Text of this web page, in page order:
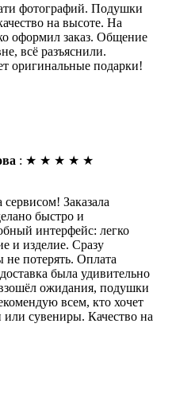
фотографий. Подушки
на высоте. На
оформил заказ. Общение
всё разъяснили.
оригинальные подарки!
: ★ ★ ★ ★ ★
Заказала
быстро и
интерфейс: легко
и изделие. Сразу
не потерять. Оплата
была удивительно
ожидания, подушки
всем, кто хочет
сувениры. Качество на